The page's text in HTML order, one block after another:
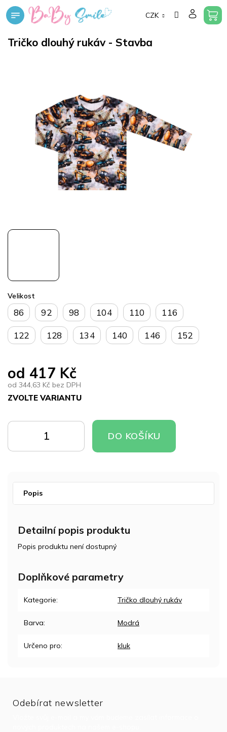
Přejít
na
CZK
Tričko dlouhý rukáv - Stavba
od 417 Kč
od 344,63 Kč bez DPH
ZVOLTE VARIANTU
cena:
Velikost
86 92 98 104 110 116
122 128 134 140 146 152
KOŠÍKU
KOŠÍKU
DO KOŠÍKU
Popis
Detailní popis produktu
Popis produktu není dostupný
Doplňkové parametry
Kategorie: Tričko dlouhý rukáv
Barva: Modrá
Určeno pro: kluk
Odebírat newsletter